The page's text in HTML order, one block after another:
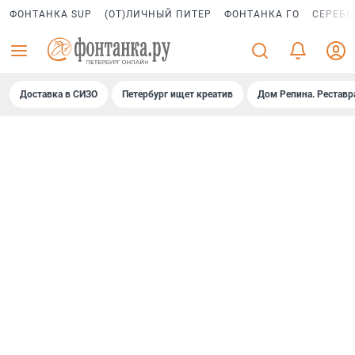
ФОНТАНКА SUP (ОТ)ЛИЧНЫЙ ПИТЕР ФОНТАНКА ГО
Доставка в СИЗО Петербург ищет креатив Дом Репина.